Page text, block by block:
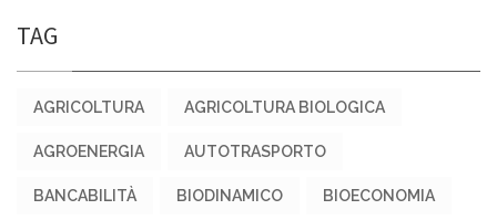
TAG
AGRICOLTURA AGRICOLTURA BIOLOGICA
AGROENERGIA AUTOTRASPORTO
BANCABILITÀ BIODINAMICO BIOECONOMIA